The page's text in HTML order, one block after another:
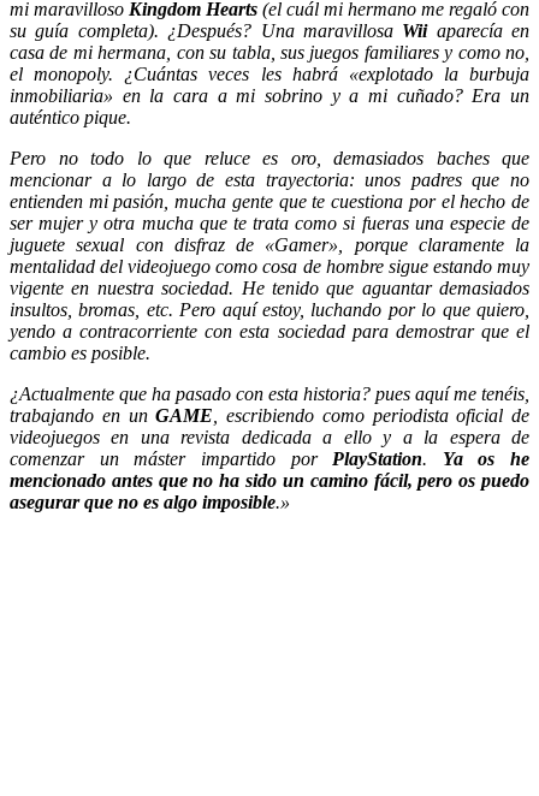
mi maravilloso Kingdom Hearts (el cuál mi hermano me regaló con
su guía completa). ¿Después? Una maravillosa Wiiaparecía en
casa de mi hermana, con su tabla, sus juegos familiares y como no,
el monopoly. ¿Cuántas veces les habrá «explotado la burbuja
inmobiliaria» en la cara a mi sobrino y a mi cuñado? Era un
auténtico pique.
Pero no todo lo que reluce es oro, demasiados baches que
mencionar a lo largo de esta trayectoria: unos padres que no
entienden mi pasión, mucha gente que te cuestiona por el hecho de
ser mujer y otra mucha que te trata como si fueras una especie de
juguete sexual con disfraz de «Gamer», porque claramente la
mentalidad del videojuego como cosa de hombre sigue estando muy
vigente en nuestra sociedad. He tenido que aguantar demasiados
insultos, bromas, etc. Pero aquí estoy, luchando por lo que quiero,
yendo a contracorriente con esta sociedad para demostrar que el
cambio es posible.
¿Actualmente que ha pasado con esta historia? pues aquí me tenéis,
trabajando en unGAME , escribiendo como periodista oficial de
videojuegos en una revista dedicada a ello y a la espera de
comenzar un máster impartido por PlayStation. Ya os he
mencionado antes que no ha sido un camino fácil, pero os puedo
asegurar que no es algo imposible.»